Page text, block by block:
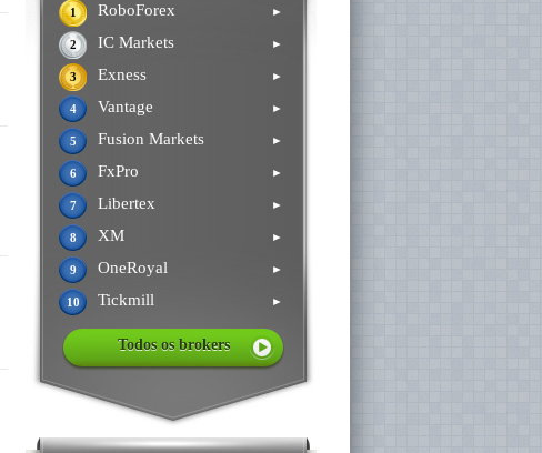
1 RoboForex ►
2 IC Markets ►
3 Exness ►
4 Vantage ►
5 Fusion Markets ►
6 FxPro ►
7 Libertex ►
8 XM ►
9 OneRoyal ►
10 Tickmill ►
Todos os brokers